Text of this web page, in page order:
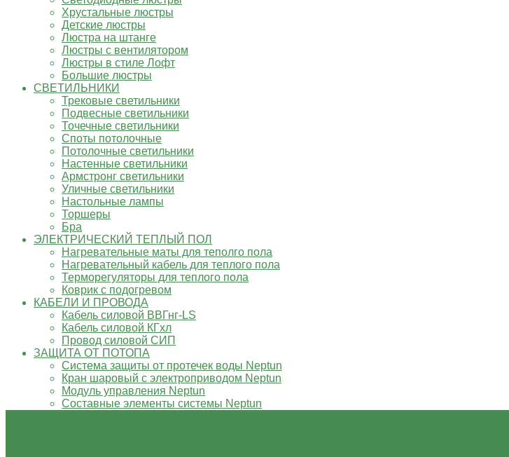
Хрустальные люстры
Детские люстры
Люстра на штанге
Люстры с вентилятором
Люстры в стиле Лофт
Большие люстры
СВЕТИЛЬНИКИ
Трековые светильники
Подвесные светильники
Точечные светильники
Споты потолочные
Потолочные светильники
Настенные светильники
Армстронг светильники
Уличные светильники
Настольные лампы
Торшеры
Бра
ЭЛЕКТРИЧЕСКИЙ ТЕПЛЫЙ ПОЛ
Нагревательные маты для теполго пола
Нагревательный кабель для теплого пола
Терморегуляторы для теплого пола
Коврик с подогревом
КАБЕЛИ И ПРОВОДА
Кабель силовой ВВГнг-LS
Кабель силовой КГхл
Провод силовой СИП
ЗАЩИТА ОТ ПОТОПА
Система защиты от протечек воды Neptun
Кран шаровый с электроприводом Neptun
Модуль управления Neptun
Составные элементы системы Neptun